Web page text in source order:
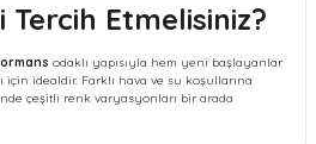
Tercih Etmelisiniz?
odaklı yapısıyla hem yeni başlayanlar
için idealdir. Farklı hava ve su koşullarına
çeşitli renk varyasyonları bir arada